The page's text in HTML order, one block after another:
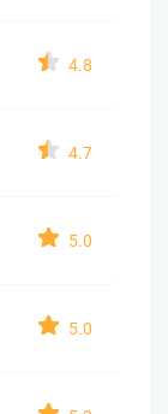
4.8
4.7
5.0
5.0